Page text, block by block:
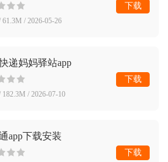
/ 2026-05-26
下载
递妈妈驿站app
/ 2026-07-10
下载
app下载安装
下载